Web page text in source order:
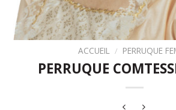
ACCUEIL / PERRUQUE
PERRUQUE